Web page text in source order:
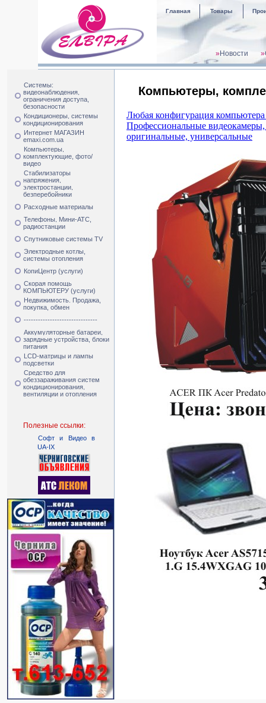
Главная Товары
»Новости »
Системы:
видеонаблюдения,
ограничения доступа,
безопасности
Кондиционеры, системы
кондиционирования
Интернет МАГАЗИН
emaxi.com.ua
Компьютеры,
комплектующие, фото/
видео
Стабилизаторы
напряжения,
электростанции,
безперебойники
Расходные материалы
Телефоны, Мини-АТС,
радиостанции
Спутниковые системы TV
Электродные котлы,
системы отопления
КопиЦентр (услуги)
Скорая помощь
КОМПЬЮТЕРУ (услуги)
Недвижимость. Продажа,
покупка, обмен
-------------------------------
Аккумуляторные батареи,
зарядные устройства, блоки
питания
LCD-матрицы и лампы
подсветки
Средство для
обеззараживания систем
кондиционирования,
вентиляции и отопления
Полезные ссылки:
Cофт и Видео в
UA-IX
Компьютеры,
Любая конфигурация
Профессиональные видеокамеры,
оригинальные, универсальные